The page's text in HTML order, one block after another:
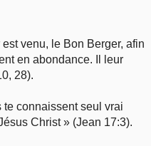
venu, le Bon Berger, afin
en abondance. Il leur
28).
te connaissent seul vrai
Christ » (Jean 17:3).